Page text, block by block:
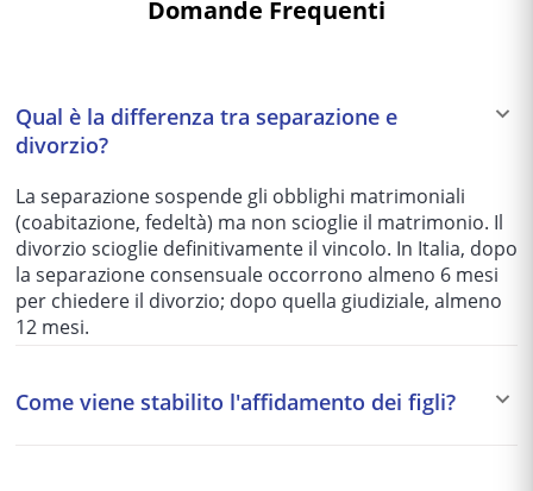
Domande Frequenti
Qual è la differenza tra separazione e
divorzio?
La separazione sospende gli obblighi matrimoniali
(coabitazione, fedeltà) ma non scioglie il matrimonio. Il
divorzio scioglie definitivamente il vincolo. In Italia, dopo
la separazione consensuale occorrono almeno 6 mesi
per chiedere il divorzio; dopo quella giudiziale, almeno
12 mesi.
Come viene stabilito l'affidamento dei figli?